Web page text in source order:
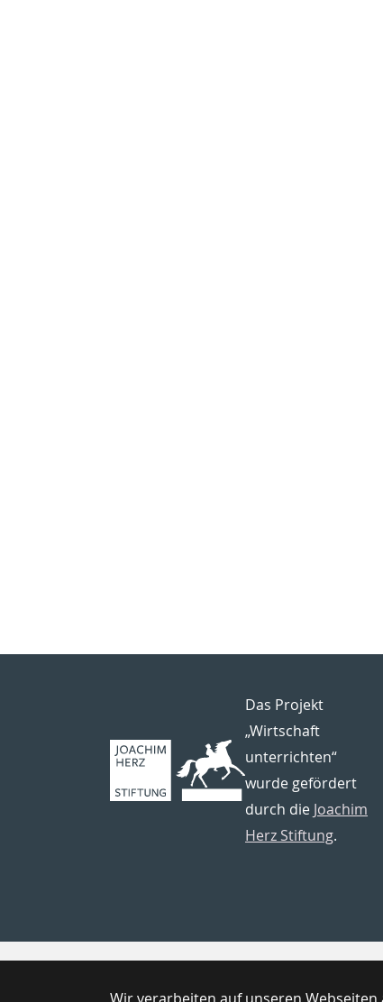
Das Projekt
„Wirtschaft
unterrichten“
wurde gefördert
durch die Joachim
Herz Stiftung.